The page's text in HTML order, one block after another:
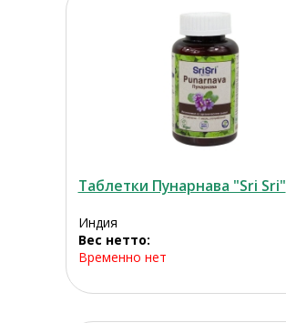
Таблетки Пунарнава "Sri Sri"
Индия
Вес нетто:
Временно нет